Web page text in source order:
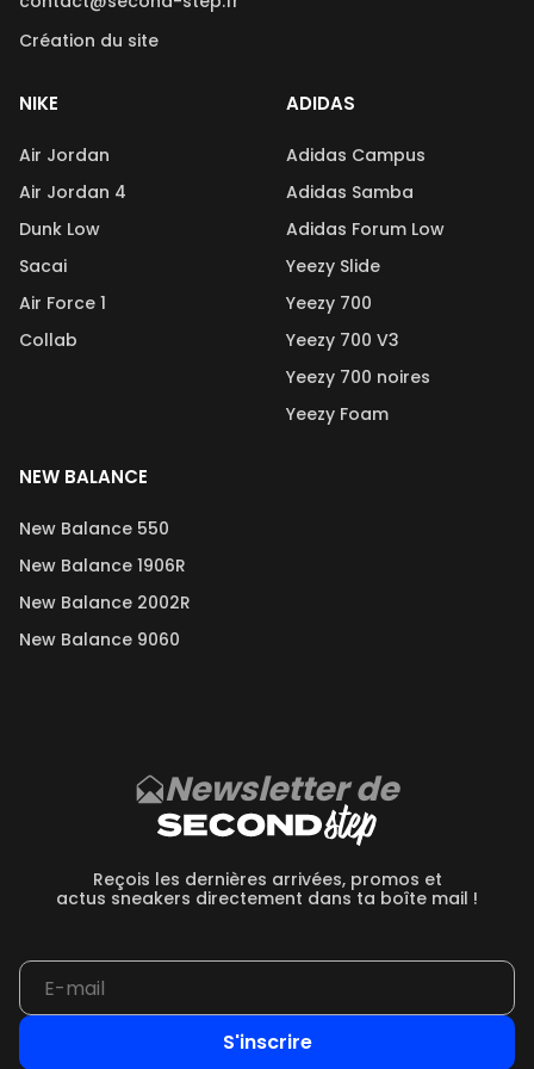
Création du site
NIKE
Air Jordan
Air Jordan 4
Dunk Low
Sacai
Air Force 1
Collab
ADIDAS
Adidas Campus
Adidas Samba
Adidas Forum Low
Yeezy Slide
Yeezy 700
Yeezy 700 V3
Yeezy 700 noires
Yeezy Foam
NEW BALANCE
New Balance 550
New Balance 1906R
New Balance 2002R
New Balance 9060
Newsletter de
Reçois les dernières arrivées, promos et
actus sneakers directement dans ta boîte mail !
S'inscrire